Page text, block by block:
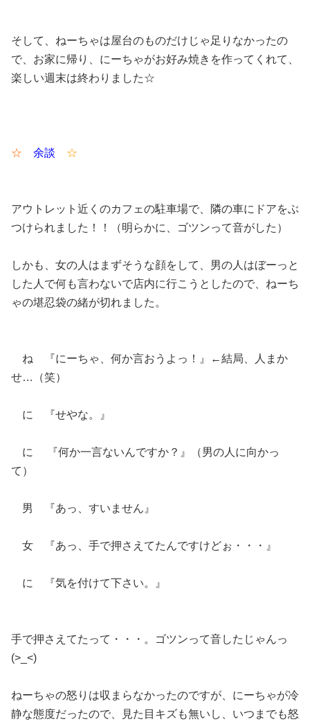
そして、ねーちゃは屋台のものだけじゃ足りなかったの
で、お家に帰り、にーちゃがお好み焼きを作ってくれて、
楽しい週末は終わりました☆
☆ 余談 ☆
アウトレット近くのカフェの駐車場で、隣の車にドアをぶ
つけられました！！（明らかに、ゴツンって音がした）
しかも、女の人はまずそうな顔をして、男の人はぼーっと
した人で何も言わないで店内に行こうとしたので、ねーち
ゃの堪忍袋の緒が切れました。
ね 『にーちゃ、何か言おうよっ！』←結局、人まか
せ…（笑）
に 『せやな。』
に 『何か一言ないんですか？』（男の人に向かっ
て）
男 『あっ、すいません』
女 『あっ、手で押さえてたんですけどぉ・・・』
に 『気を付けて下さい。』
手で押さえてたって・・・。ゴツンって音したじゃんっ
(>_<)
ねーちゃの怒りは収まらなかったのですが、にーちゃが冷
静な態度だったので、見た目キズも無いし、いつまでも怒